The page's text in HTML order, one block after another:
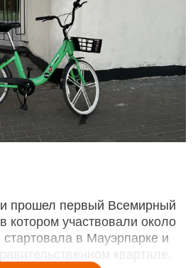
прошел первый Всемирный
котором участвовали около
в Мауэрпарке и
квартале.